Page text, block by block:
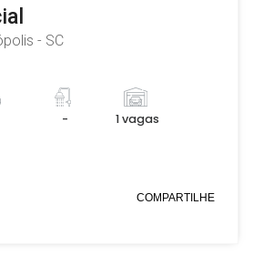
- SC
- 1 vagas
COMPARTILHE